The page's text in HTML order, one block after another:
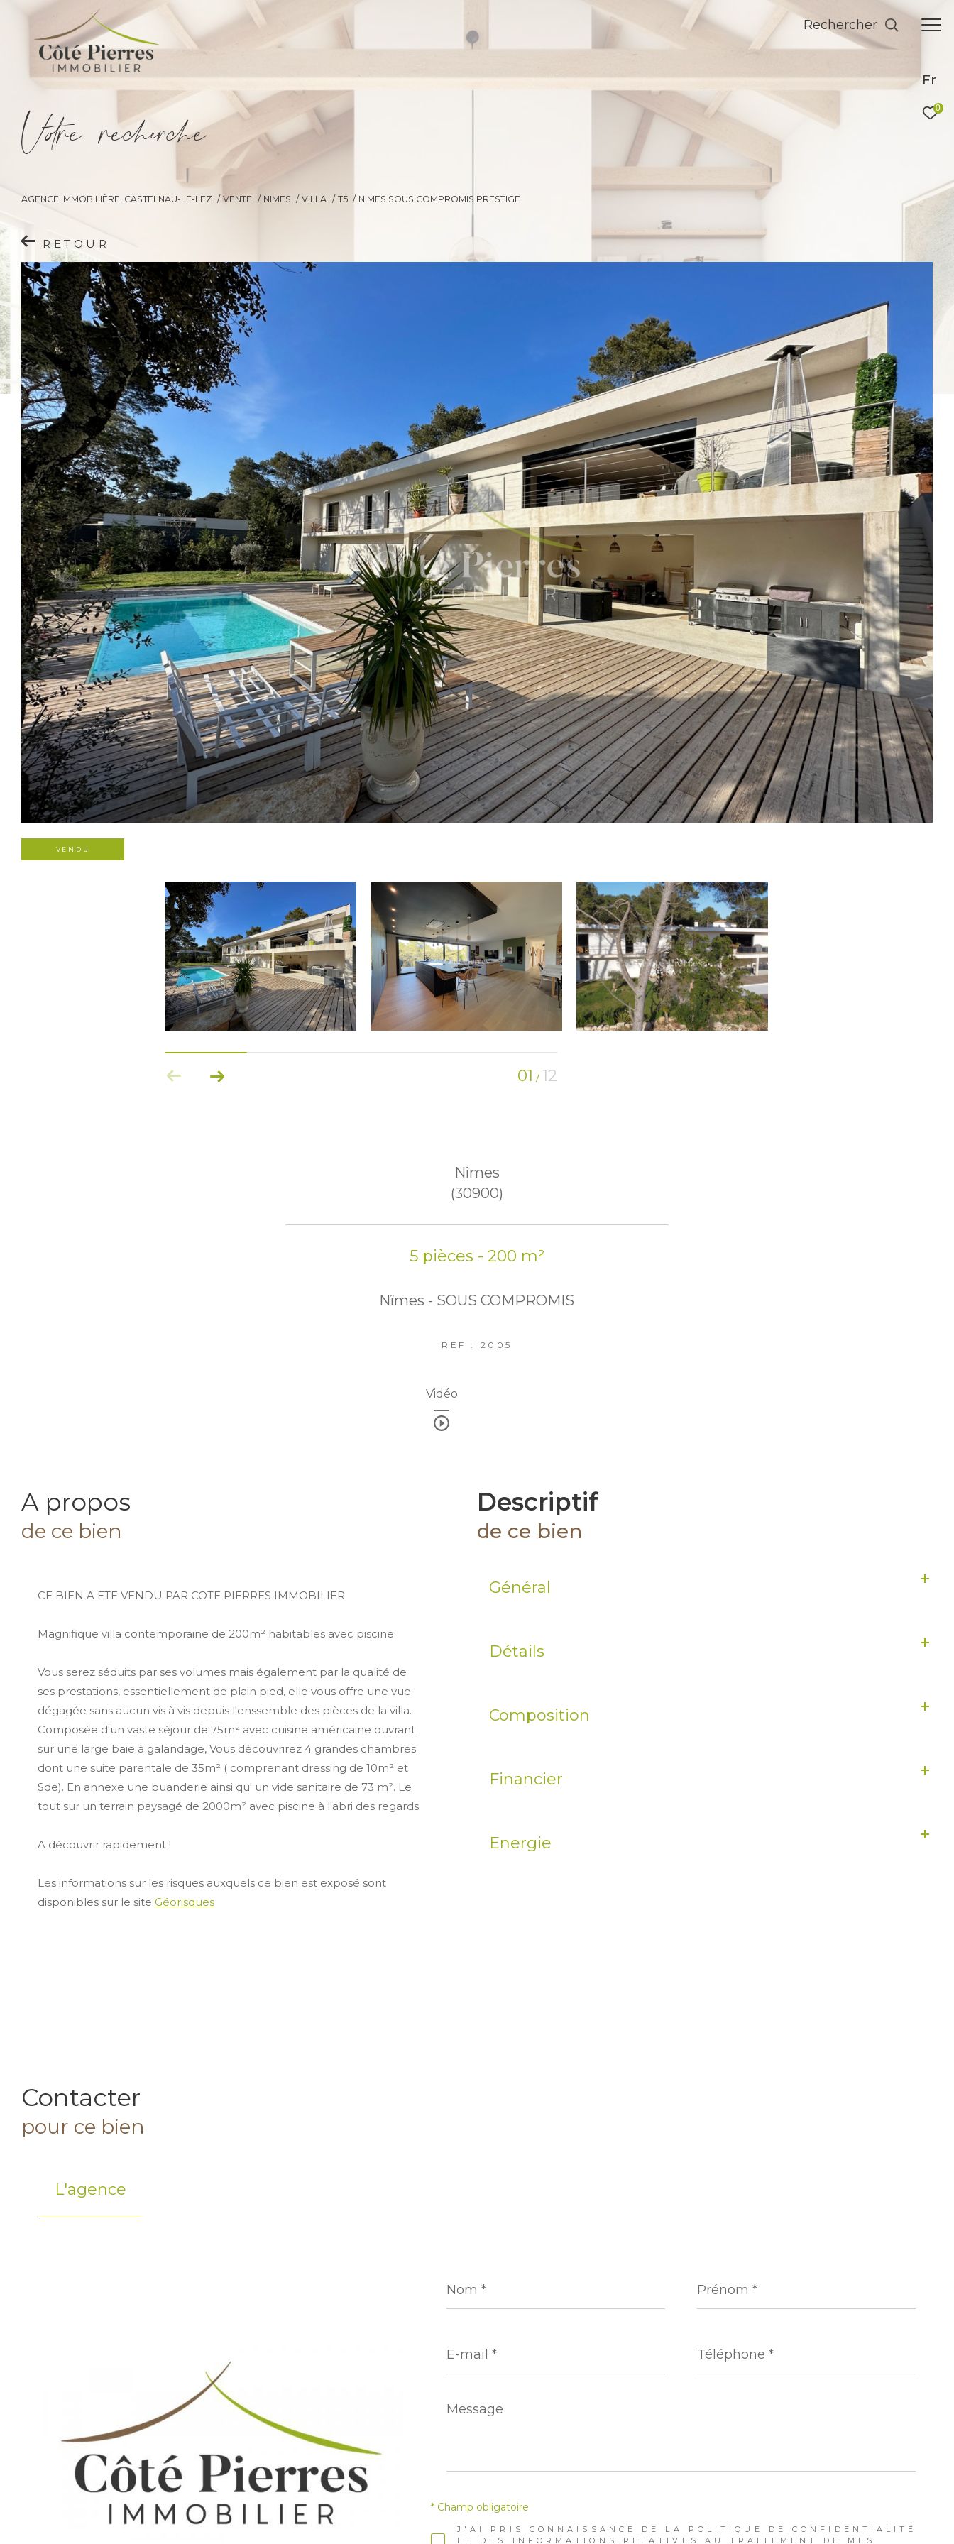
Fr
0
Rechercher
Vore recece
AGENCE IMMOBILIÈRE, CASTELNAU-LE-LEZ VENTE NIMES VILLA T5 NIMES SOUS COMPROMIS PRESTIGE
RETOUR
VENDU
01 /12
Nîmes
(30900)
5 pièces - 200 m²
Nîmes - SOUS COMPROMIS
REF : 2005
Vidéo
a propos
de ce bien
CE BIEN A ETE VENDU PAR COTE PIERRES IMMOBILIER
Magnifique villa contemporaine de 200m² habitables avec piscine
Vous serez séduits par ses volumes mais également par la qualité de
ses prestations, essentiellement de plain pied, elle vous offre une vue
dégagée sans aucun vis à vis depuis l'enssemble des pièces de la villa.
Composée d'un vaste séjour de 75m² avec cuisine américaine ouvrant
sur une large baie à galandage, Vous découvrirez 4 grandes chambres
dont une suite parentale de 35m² ( comprenant dressing de 10m² et
Sde). En annexe une buanderie ainsi qu' un vide sanitaire de 73 m². Le
tout sur un terrain paysagé de 2000m² avec piscine à l'abri des regards.
A découvrir rapidement !
Les informations sur les risques auxquels ce bien est exposé sont
disponibles sur le site Géorisques
descriptif
de ce bien
Général
Détails
Composition
Financier
Energie
Contacter
pour ce bien
L'agence
* *
mail
*
*
Message
*
J'AI PRIS CONNAISSANCE DE LA POLITIQUE DE CONFIDENTIALITÉ
ET DES INFORMATIONS RELATIVES AU TRAITEMENT DE MES
* Champ obligatoire